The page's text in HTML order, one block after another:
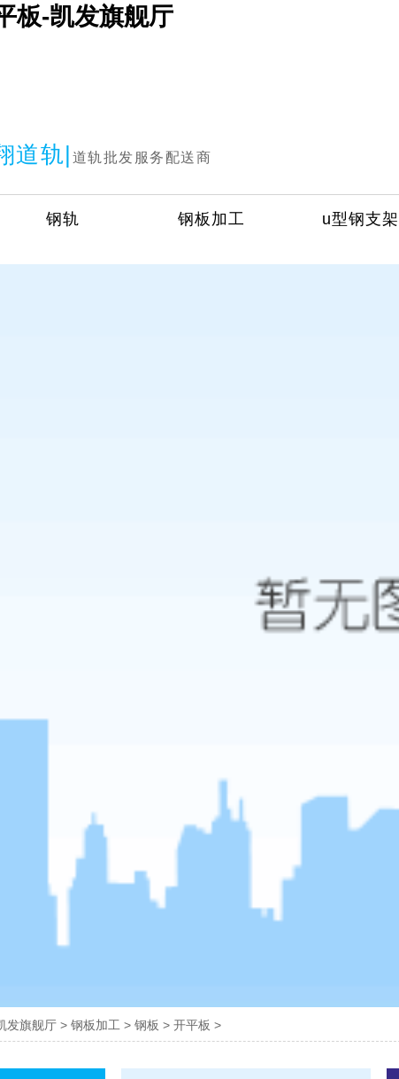
板-凯发旗舰厅
道轨| 道轨批发服务配送商
钢轨 钢板加工 u型钢支架
发旗舰厅 > 钢板加工 > 钢板 > 开平板 >